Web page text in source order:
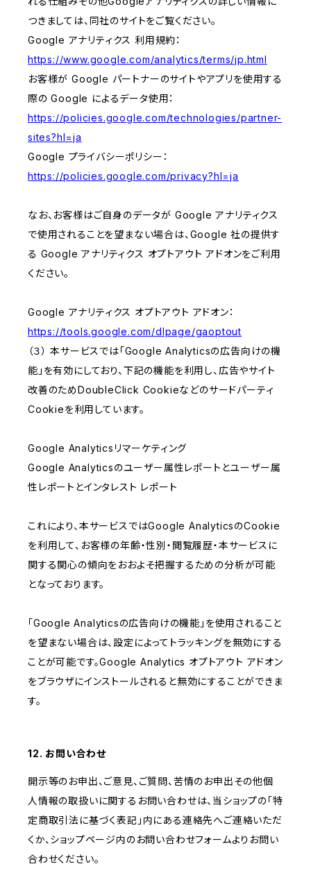
つきましては、同社のサイトをご覧ください。
Google アナリティクス 利用規約：
https://www.google.com/analytics/terms/jp.html
お客様が Google パートナーのサイトやアプリを使用する
際の Google によるデータ使用：
https://policies.google.com/technologies/partner-
sites?hl=ja
Google プライバシーポリシー：
https://policies.google.com/privacy?hl=ja
なお、お客様はご自身のデータが Google アナリティクス
で使用されることを望まない場合は、Google 社の提供す
る Google アナリティクス オプトアウト アドオンをご利用
ください。
Google アナリティクス オプトアウト アドオン：
https://tools.google.com/dlpage/gaoptout
（３） 本サービスでは「Google Analyticsの広告向けの機
能」を有効にしており、下記の機能を利用し、広告やサイト
改善のためDoubleClick Cookieなどのサードパーティ
Cookieを利用しています。
Google Analyticsリマーケティング
Google Analyticsのユーザー属性レポートとユーザー属
性レポートとインタレスト レポート
これにより、本サービスではGoogle AnalyticsのCookie
を利用して、お客様の年齢・性別・閲覧履歴・本サービスに
関する関心の傾向をおおよそ把握するための分析が可能
となっております。
「Google Analyticsの広告向けの機能」を使用されること
を望まない場合は、設定によってトラッキングを無効にする
ことが可能です。Google Analytics オプトアウト アドオン
をブラウザにインストールされると無効にすることができま
す。
12. お問い合わせ
開示等のお申出、ご意見、ご質問、苦情のお申出その他個
人情報の取扱いに関するお問い合わせは、当ショップの「特
定商取引法に基づく表記」内にある連絡先へご連絡いただ
くか、ショップページ内のお問い合わせフォームよりお問い
合わせください。